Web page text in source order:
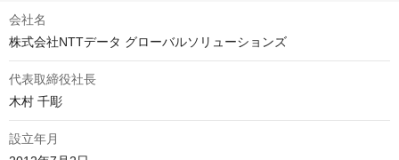
会社名
株式会社NTTデータ グローバルソリューションズ
代表取締役社長
木村 千彫
設立年月